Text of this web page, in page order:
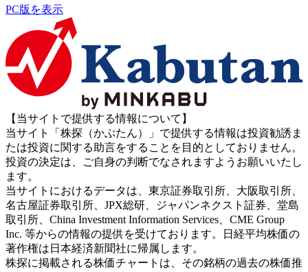
PC版を表示
【当サイトで提供する情報について】
当サイト「株探（かぶたん）」で提供する情報は投資勧誘ま
たは投資に関する助言をすることを目的としておりません。
投資の決定は、ご自身の判断でなされますようお願いいたし
ます。
当サイトにおけるデータは、東京証券取引所、大阪取引所、
名古屋証券取引所、JPX総研、ジャパンネクスト証券、堂島
取引所、China Investment Information Services、CME Group
Inc. 等からの情報の提供を受けております。日経平均株価の
著作権は日本経済新聞社に帰属します。
株探に掲載される株価チャートは、その銘柄の過去の株価推